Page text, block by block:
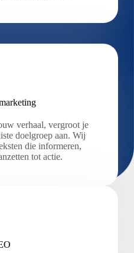
verhaal, vergroot je
doelgroep aan. Wij
die informeren,
tot actie.